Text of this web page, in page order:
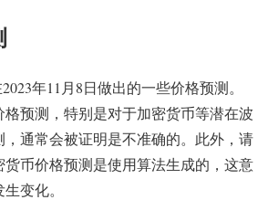
年11月8日做出的一些价格预测。
预测，特别是对于加密货币等潜在波
通常会被证明是不准确的。此外，请
币价格预测是使用算法生成的，这意
变化。